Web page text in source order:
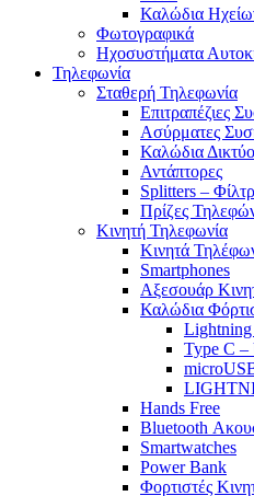
Καλώδια
Φωτογραφικά
Ηχοσυστήματα
Τηλεφωνία
Σταθερή Τηλεφωνία
Επιτραπέζιες
Ασύρματες
Καλώδια
Αντάπτορες
Splitters –
Πρίζες
Κινητή Τηλεφωνία
Κινητά
Smartphones
Αξεσουάρ
Καλώδια
Type C –
Hands Free
Bluetooth
Smartwatches
Power Bank
Φορτιστές